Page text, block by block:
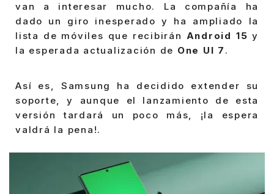
van a interesar mucho. La compañía ha
dado un giro inesperado y ha ampliado la
lista de móviles que recibirán Android 15 y
la esperada actualización de One UI 7 .
Así es, Samsung ha decidido extender su
soporte, y aunque el lanzamiento de esta
versión tardará un poco más, ¡la espera
valdrá la pena!.